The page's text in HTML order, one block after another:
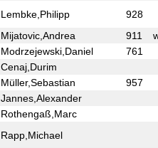
Lembke,Philipp 928
Mijatovic,Andrea 911
Modrzejewski,Daniel 761
Cenaj,Durim
Müller,Sebastian 957
Jannes,Alexander
Rothengaß,Marc
Rapp,Michael